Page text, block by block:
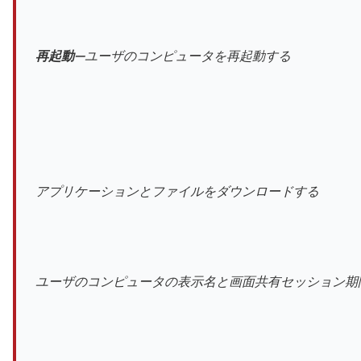
再起動—ユーザのコンピュータを再起動する
アプリケーションとファイルをダウンロードする
ユーザのコンピュータの表示名と画面共有セッション